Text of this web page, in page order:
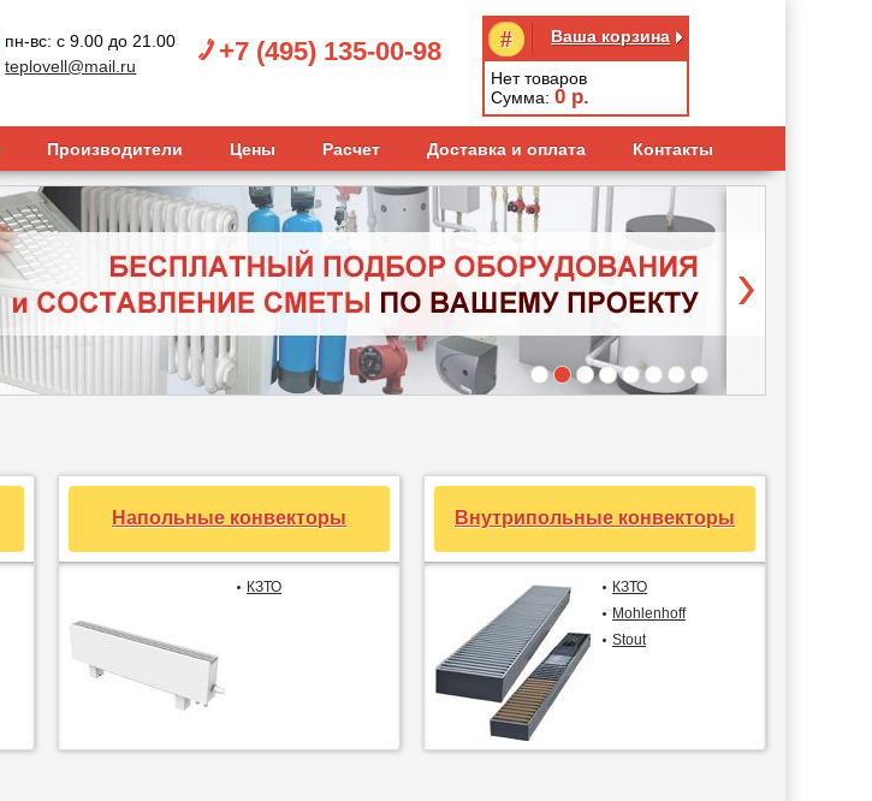
пн-вс: с 9.00 до 21.00
teplovell@mail.ru
+7 (495) 135-00-98 Ваша корзина
Нет товаров
Сумма:0 р.
Производители Цены Расчет Доставка и оплата Контакты
Напольные конвекторы
КЗТО
Внутрипольные конвекторы
КЗТО
Mohlenhoff
Stout